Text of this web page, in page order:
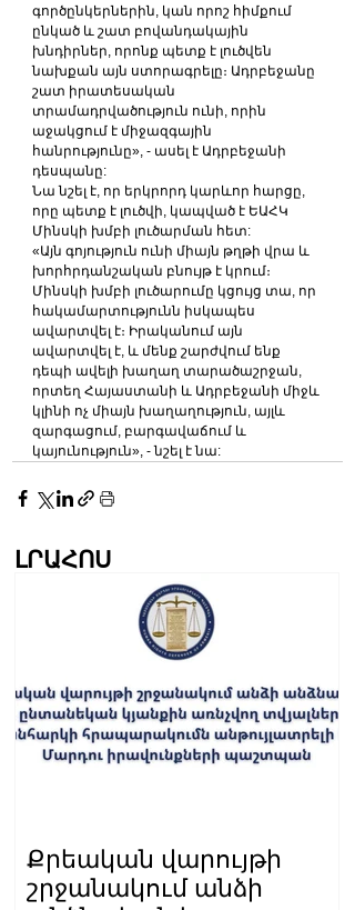
գործընկերներին, կան որոշ հիմքում
ընկած և շատ բովանդակային
խնդիրներ, որոնք պետք է լուծվեն
նախքան այն ստորագրելը։ Ադրբեջանը
շատ իրատեսական
տրամադրվածություն ունի, որին
աջակցում է միջազգային
հանրությունը», - ասել է Ադրբեջանի
դեսպանը:
Նա նշել է, որ երկրորդ կարևոր հարցը,
որը պետք է լուծվի, կապված է ԵԱՀԿ
Մինսկի խմբի լուծարման հետ:
«Այն գոյություն ունի միայն թղթի վրա և
խորհրդանշական բնույթ է կրում։
Մինսկի խմբի լուծարումը կցույց տա, որ
հակամարտությունն իսկապես
ավարտվել է։ Իրականում այն ​​
ավարտվել է, և մենք շարժվում ենք
դեպի ավելի խաղաղ տարածաշրջան,
որտեղ Հայաստանի և Ադրբեջանի միջև
կլինի ոչ միայն խաղաղություն, այլև
զարգացում, բարգավաճում և
կայունություն», - նշել է նա:
ԼՐԱՀՈՍ
Քրեական վարույթի
շրջանակում անձի